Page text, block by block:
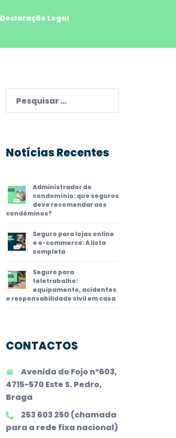
Declaração Legal
por:
Notícias Recentes
Administrador de
condomínio: que seguros
deve recomendar aos
condóminos?
Seguro para lojas online
e e-commerce: A lista
completa
Seguro para
teletrabalho:
equipamento, acidentes
e responsabilidade civil em casa
CONTACTOS
Avenida do Fojo nº603,
4715-570 Este S. Pedro,
Braga
253 603 250 (chamada
para a rede fixa nacional)